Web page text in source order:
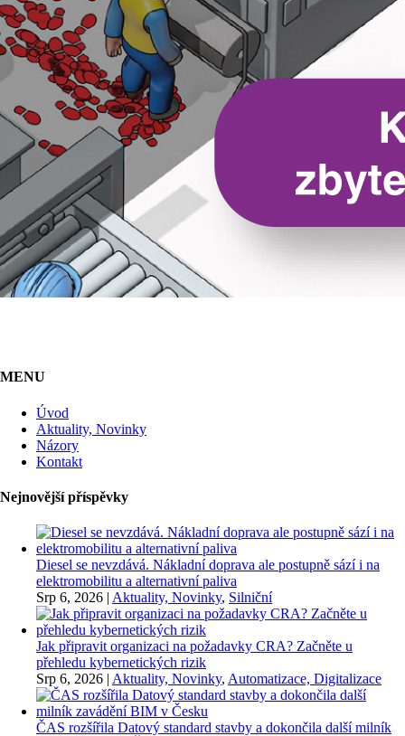
MENU
Úvod
Aktuality, Novinky
Názory
Kontakt
Nejnovější příspěvky
Diesel se nevzdává. Nákladní doprava ale postupně sází i na
elektromobilitu a alternativní paliva
Srp 6, 2026 | Aktuality, Novinky, Silniční
Jak připravit organizaci na požadavky CRA? Začněte u
přehledu kybernetických rizik
Srp 6, 2026 | Aktuality, Novinky, Automatizace, Digitalizace
ČAS rozšířila Datový standard stavby a dokončila další milník